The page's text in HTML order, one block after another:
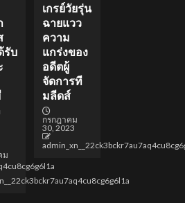
รับ
ม
เกรย์วัยรุ่น
ฉายแวว
ความ
แกร่งของ
อดีตผู้
จัดการที
มลีดส์
กรกฎาคม
30, 2023